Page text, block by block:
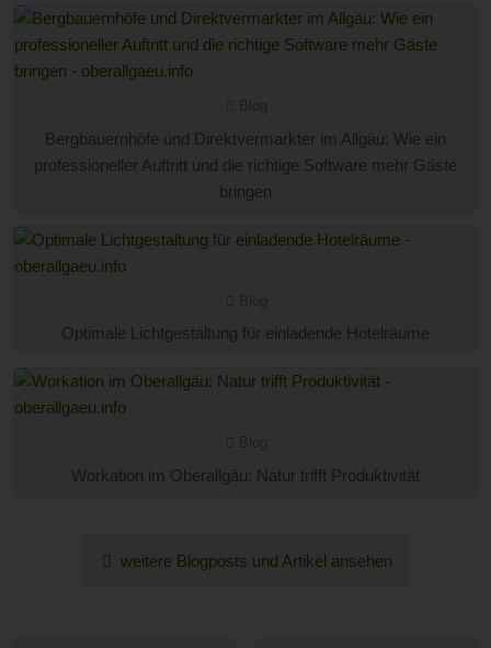
Bergbauernhöfe und Direktvermarkter im Allgäu: Wie ein
professioneller Auftritt und die richtige Software mehr Gäste
bringen
Optimale Lichtgestaltung für einladende Hotelräume
Workation im Oberallgäu: Natur trifft Produktivität
weitere Blogposts und Artikel ansehen